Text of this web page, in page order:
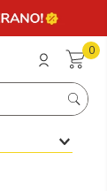
0
buscados